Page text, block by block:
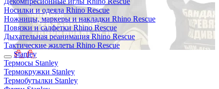
Носилки и одеяла Rhino Rescue
Ножницы, маркеры и накладки Rhino Rescue
Повязки и салфетки Rhino Rescue
Дыхательная реанимация Rhino Rescue
Тактические жилеты Rhino Rescue
Stanley
Термосы Stanley
Термокружки Stanley
Термобутылки Stanley